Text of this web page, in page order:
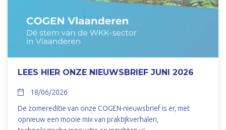
LEES HIER ONZE NIEUWSBRIEF JUNI 2026
18/06/2026
De zomereditie van onze COGEN-nieuwsbrief is er, met
opnieuw een mooie mix van praktijkverhalen,